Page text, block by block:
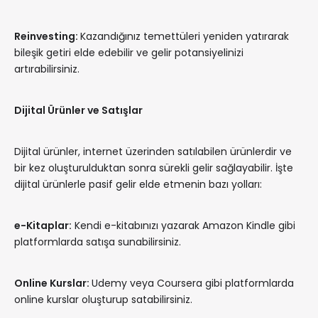
Reinvesting: Kazandığınız temettüleri yeniden yatırarak
bileşik getiri elde edebilir ve gelir potansiyelinizi
artırabilirsiniz.
Dijital Ürünler ve Satışlar
Dijital ürünler, internet üzerinden satılabilen ürünlerdir ve
bir kez oluşturulduktan sonra sürekli gelir sağlayabilir. İşte
dijital ürünlerle pasif gelir elde etmenin bazı yolları:
e-Kitaplar: Kendi e-kitabınızı yazarak Amazon Kindle gibi
platformlarda satışa sunabilirsiniz.
Online Kurslar: Udemy veya Coursera gibi platformlarda
online kurslar oluşturup satabilirsiniz.